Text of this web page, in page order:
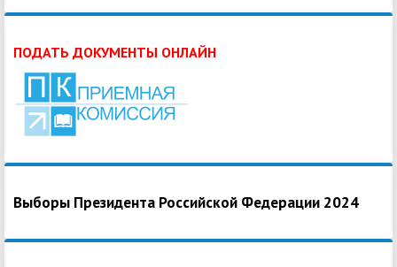
ПОДАТЬ ДОКУМЕНТЫ ОНЛАЙН
Выборы Президента Российской Федерации 2024